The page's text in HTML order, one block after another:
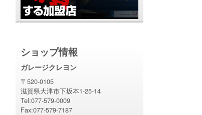
ショップ情報
ガレージクレヨン
〒520-0105
滋賀県大津市下坂本1-25-14
Tel:077-579-0009
Fax:077-579-7187